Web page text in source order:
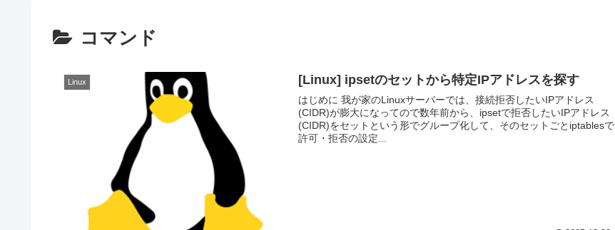
コマンド
Linux [Linux] ipsetのセットから特定IPアドレスを探す
はじめに 我が家のLinuxサーバーでは、接続拒否したいIPアドレス
(CIDR)が膨大になってので数年前から、ipsetで拒否したいIPアドレス
(CIDR)をセットという形でグループ化して、そのセットごとiptablesで
許可・拒否の設定...